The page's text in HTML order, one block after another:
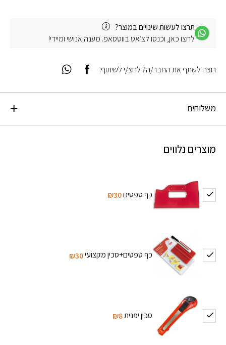
תרצו לעשות שינויים במוצר?
לחצו כאן, וכנסו לצ׳אט בווטסאפ. מענה אנושי ומיידי!
משלוחים
מוצרים נלווים
כף טפטים₪30
כף טפטים+סכין מקצועי₪30
סכין יפנית₪8
רוצה לשתף את החבר/ה? לחצ/י לשיתוף: